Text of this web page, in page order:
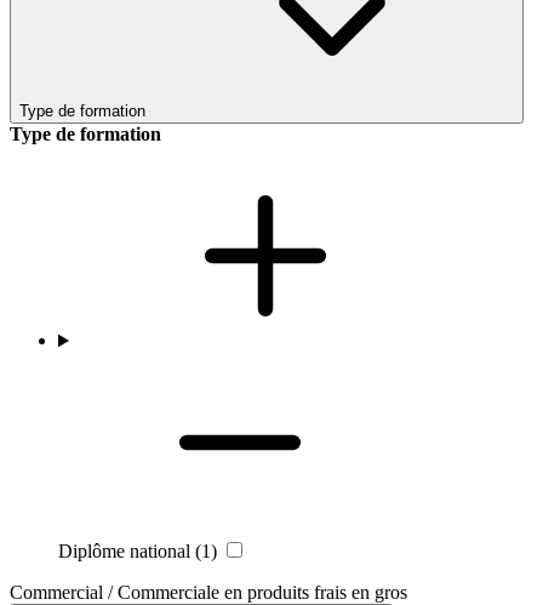
Type de formation
Type de formation
Diplôme national (1)
Commercial / Commerciale en produits frais en gros